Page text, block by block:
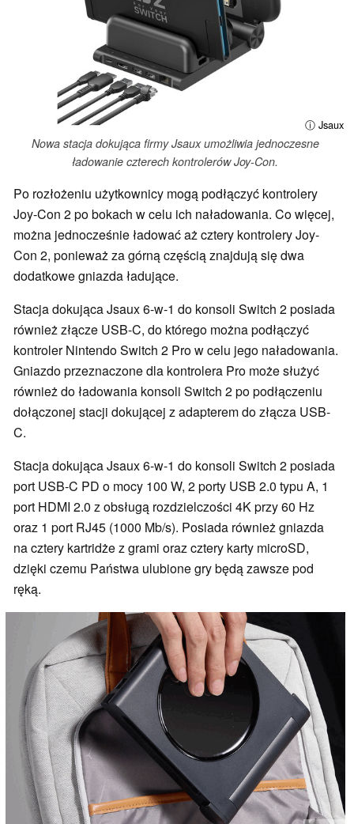
ⓘ Jsaux
Nowa stacja dokująca firmy Jsaux umożliwia jednoczesne
ładowanie czterech kontrolerów Joy-Con.
Po rozłożeniu użytkownicy mogą podłączyć kontrolery
Joy-Con 2 po bokach w celu ich naładowania. Co więcej,
można jednocześnie ładować aż cztery kontrolery Joy-
Con 2, ponieważ za górną częścią znajdują się dwa
dodatkowe gniazda ładujące.
Stacja dokująca Jsaux 6-w-1 do konsoli Switch 2 posiada
również złącze USB-C, do którego można podłączyć
kontroler Nintendo Switch 2 Pro w celu jego naładowania.
Gniazdo przeznaczone dla kontrolera Pro może służyć
również do ładowania konsoli Switch 2 po podłączeniu
dołączonej stacji dokującej z adapterem do złącza USB-
C.
Stacja dokująca Jsaux 6-w-1 do konsoli Switch 2 posiada
port USB-C PD o mocy 100 W, 2 porty USB 2.0 typu A, 1
port HDMI 2.0 z obsługą rozdzielczości 4K przy 60 Hz
oraz 1 port RJ45 (1000 Mb/s). Posiada również gniazda
na cztery kartridże z grami oraz cztery karty microSD,
dzięki czemu Państwa ulubione gry będą zawsze pod
ręką.